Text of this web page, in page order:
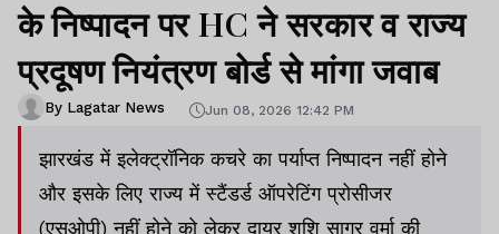
के निष्पादन पर HC ने सरकार व राज्य
प्रदूषण नियंत्रण बोर्ड से मांगा जवाब
By Lagatar News Jun 08, 2026 12:42 PM
झारखंड में इलेक्ट्रॉनिक कचरे का पर्याप्त निष्पादन नहीं होने
और इसके लिए राज्य में स्टैंडर्ड ऑपरेटिंग प्रोसीजर
(एसओपी) नहीं होने को लेकर दायर शशि सागर वर्मा की